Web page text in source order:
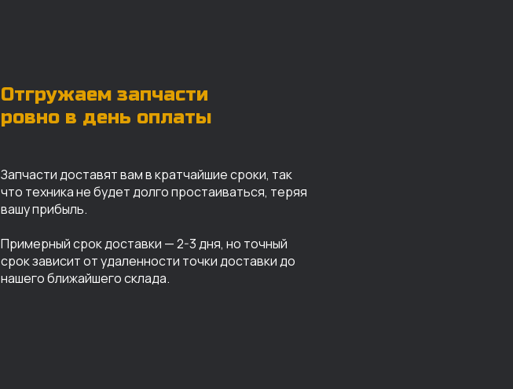
Отгружаем запчасти
ровно в день оплаты
Запчасти доставят вам в кратчайшие сроки, так
что техника не будет долго простаиваться, теряя
вашу прибыль.
Примерный срок доставки — 2-3 дня, но точный
срок зависит от удаленности точки доставки до
нашего ближайшего склада.